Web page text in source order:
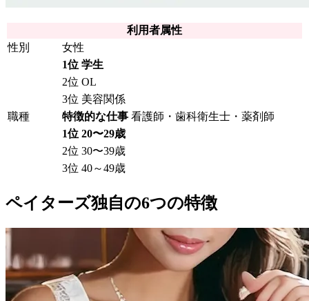
利用者属性
性別
女性
職種
1位 学生
2位 OL
3位 美容関係
特徴的な仕事 看護師・歯科衛生士・薬剤師
1位 20〜29歳
2位 30〜39歳
3位 40～49歳
ペイターズ独自の6つの特徴